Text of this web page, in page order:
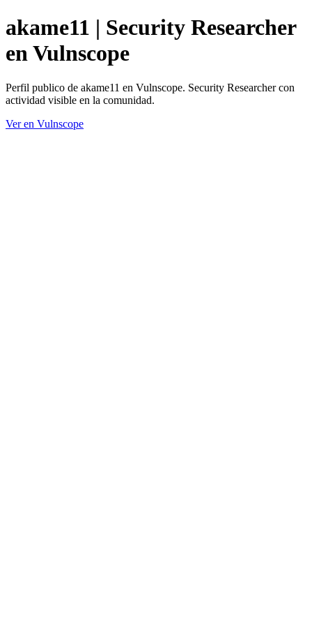
akame11 | Security Researcher
en Vulnscope
Perfil publico de akame11 en Vulnscope. Security Researcher con
actividad visible en la comunidad.
Ver en Vulnscope